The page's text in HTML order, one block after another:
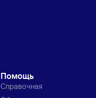
Помощь
Справочная